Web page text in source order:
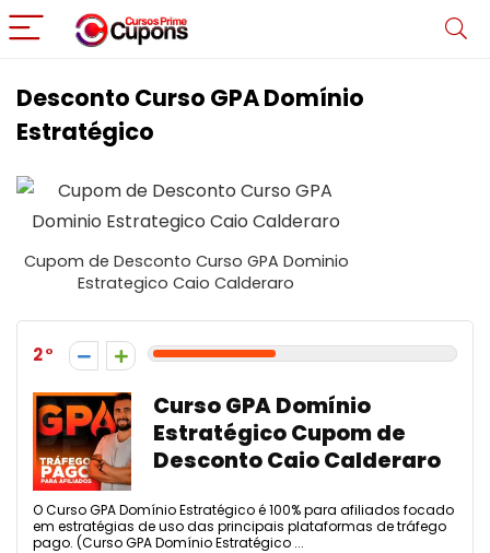
Desconto Curso GPA Domínio
Estratégico
Cupom de Desconto Curso GPA Dominio
Estrategico Caio Calderaro
2
Curso GPA Domínio
Estratégico Cupom de
Desconto Caio Calderaro
O Curso GPA Domínio Estratégico é 100% para afiliados focado
em estratégias de uso das principais plataformas de tráfego
pago. (Curso GPA Domínio Estratégico ...